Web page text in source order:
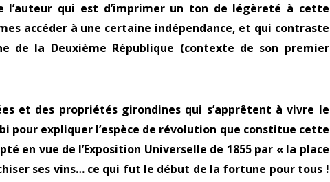
l’auteur qui est d’imprimer un ton de légèreté à cette
accéder à une certaine indépendance, et qui contraste
de la Deuxième République (contexte de son premier
et des propriétés girondines qui s’apprêtent à vivre le
pour expliquer l’espèce de révolution que constitue cette
en vue de l’Exposition Universelle de 1855 par « la place
ses vins… ce qui fut le début de la fortune pour tous !